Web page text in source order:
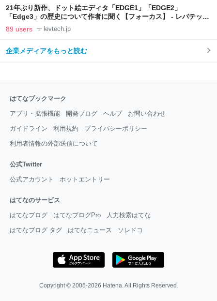
21年ぶり新作、ドット絵エディタ「EDGE1」「EDGE2」
「Edge3」の歴史について作者に聞く【フォーカス】 - レバテック
LAB
89 users levtech.jp
企業メディアをもっと読む
はてなブックマーク
アプリ・拡張機能 開発ブログ ヘルプ お問い合わせ
ガイドライン 利用規約 プライバシーポリシー
利用者情報の外部送信について
公式Twitter
公式アカウント ホットエントリー
はてなのサービス
はてなブログ はてなブログPro 人力検索はてな
はてなブログ タグ はてなニュース ソレドコ
Copyright © 2005-2026 Hatena. All Rights Reserved.